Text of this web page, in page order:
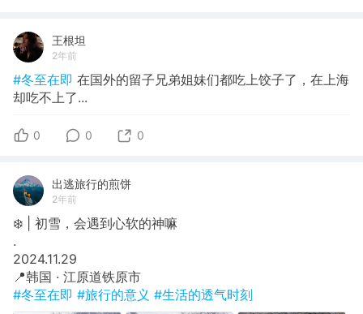
王根坦
2年前
#冬至在即 在国外的留子兄弟姐妹们都吃上饺子了，在上海
却吃不上了...
0 0 0
出逃旅行的煎饼
2年前
❄️ | 初雪，会遇到心软的神嘛
​.
​2024.11.29
​📍韩国 · 江原道铁原市
#冬至在即 #旅行的意义 #生活的透气时刻